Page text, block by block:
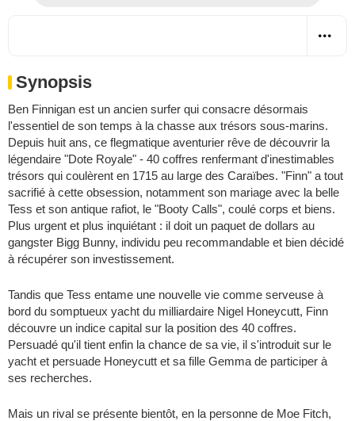
Synopsis
Ben Finnigan est un ancien surfer qui consacre désormais
l'essentiel de son temps à la chasse aux trésors sous-marins.
Depuis huit ans, ce flegmatique aventurier rêve de découvrir la
légendaire "Dote Royale" - 40 coffres renfermant d'inestimables
trésors qui coulèrent en 1715 au large des Caraïbes. "Finn" a tout
sacrifié à cette obsession, notamment son mariage avec la belle
Tess et son antique rafiot, le "Booty Calls", coulé corps et biens.
Plus urgent et plus inquiétant : il doit un paquet de dollars au
gangster Bigg Bunny, individu peu recommandable et bien décidé
à récupérer son investissement.
Tandis que Tess entame une nouvelle vie comme serveuse à
bord du somptueux yacht du milliardaire Nigel Honeycutt, Finn
découvre un indice capital sur la position des 40 coffres.
Persuadé qu'il tient enfin la chance de sa vie, il s'introduit sur le
yacht et persuade Honeycutt et sa fille Gemma de participer à
ses recherches.
Mais un rival se présente bientôt, en la personne de Moe Fitch,